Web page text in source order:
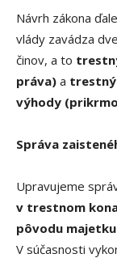
Návrh zákona
vlády zavádza
činov, a to
práva) a trestný
výhody
Správa
Upravujeme
v trestnom
pôvodu majetku
V súčasnosti